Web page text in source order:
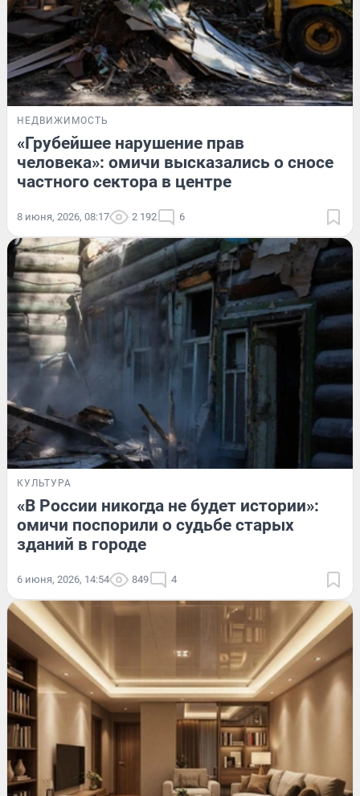
НЕДВИЖИМОСТЬ
«Грубейшее нарушение прав
человека»: омичи высказались о сносе
частного сектора в центре
8 июня, 2026, 08:17 2 192 6
КУЛЬТУРА
«В России никогда не будет истории»:
омичи поспорили о судьбе старых
зданий в городе
6 июня, 2026, 14:54 849 4